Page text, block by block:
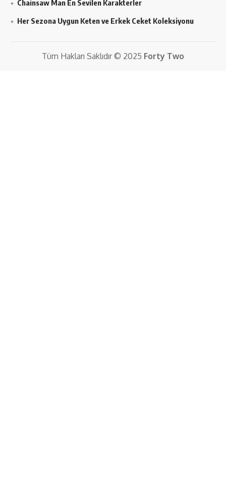
Chainsaw Man En Sevilen Karakterler
Her Sezona Uygun Keten ve Erkek Ceket Koleksiyonu
Tüm Hakları Saklıdır © 2025 Forty Two